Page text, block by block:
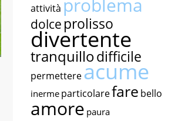
attività problema
dolce prolisso
divertente
tranquillodifficile
permettereacume
inerme particolarefare bello
amore paura